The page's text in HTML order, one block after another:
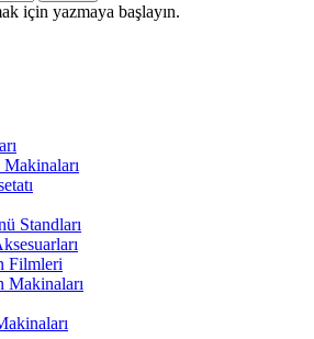
için yazmaya başlayın.
Standları
Filmleri
Makinaları